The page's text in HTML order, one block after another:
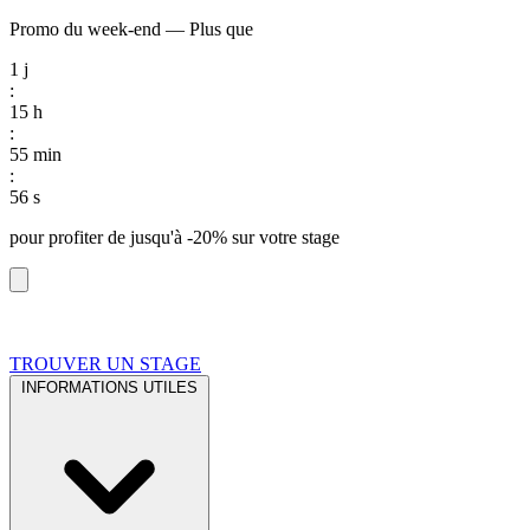
Promo du week-end — Plus que
1 j
:
15 h
:
55 min
:
55 s
pour profiter de jusqu'à -20% sur votre stage
TROUVER UN STAGE
INFORMATIONS UTILES